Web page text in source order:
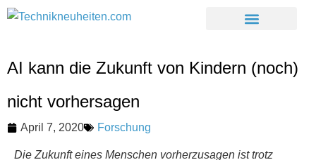
AI kann die Zukunft von Kindern (noch)
nicht vorhersagen
April 7, 2020 Forschung
Die Zukunft eines Menschen vorherzusagen ist trotz